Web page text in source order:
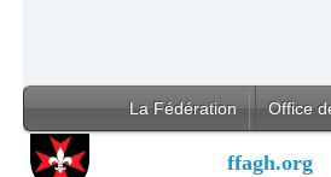
La Fédération Office
ffagh.org